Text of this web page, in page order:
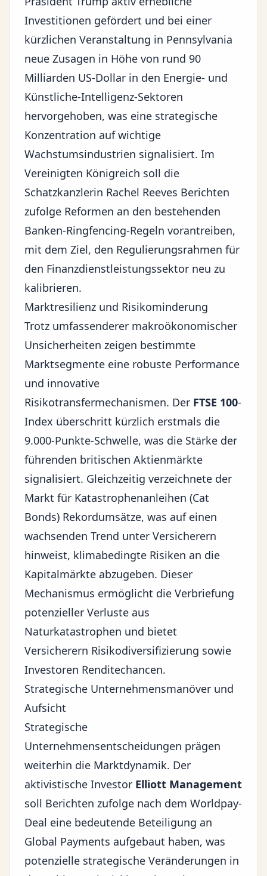
Investitionen gefördert und bei einer
kürzlichen Veranstaltung in Pennsylvania
neue Zusagen in Höhe von rund 90
Milliarden US-Dollar in den Energie- und
Künstliche-Intelligenz-Sektoren
hervorgehoben, was eine strategische
Konzentration auf wichtige
Wachstumsindustrien signalisiert. Im
Vereinigten Königreich soll die
Schatzkanzlerin Rachel Reeves Berichten
zufolge Reformen an den bestehenden
Banken-Ringfencing-Regeln vorantreiben,
mit dem Ziel, den Regulierungsrahmen für
den Finanzdienstleistungssektor neu zu
kalibrieren.
Marktresilienz und Risikominderung
Trotz umfassenderer makroökonomischer
Unsicherheiten zeigen bestimmte
Marktsegmente eine robuste Performance
und innovative
Risikotransfermechanismen. Der FTSE 100-
Index überschritt kürzlich erstmals die
9.000-Punkte-Schwelle, was die Stärke der
führenden britischen Aktienmärkte
signalisiert. Gleichzeitig verzeichnete der
Markt für Katastrophenanleihen (Cat
Bonds) Rekordumsätze, was auf einen
wachsenden Trend unter Versicherern
hinweist, klimabedingte Risiken an die
Kapitalmärkte abzugeben. Dieser
Mechanismus ermöglicht die Verbriefung
potenzieller Verluste aus
Naturkatastrophen und bietet
Versicherern Risikodiversifizierung sowie
Investoren Renditechancen.
Strategische Unternehmensmanöver und
Aufsicht
Strategische
Unternehmensentscheidungen prägen
weiterhin die Marktdynamik. Der
aktivistische Investor Elliott Management
soll Berichten zufolge nach dem Worldpay-
Deal eine bedeutende Beteiligung an
Global Payments aufgebaut haben, was
potenzielle strategische Veränderungen in